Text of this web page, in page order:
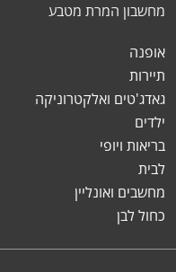
מחשבון המרת מטבע
אופנה
תיירות
גאדג'טים ואלקטרוניקה
ילדים
בריאות ויופי
לבית
מחשבים ואונליין
כחול לבן